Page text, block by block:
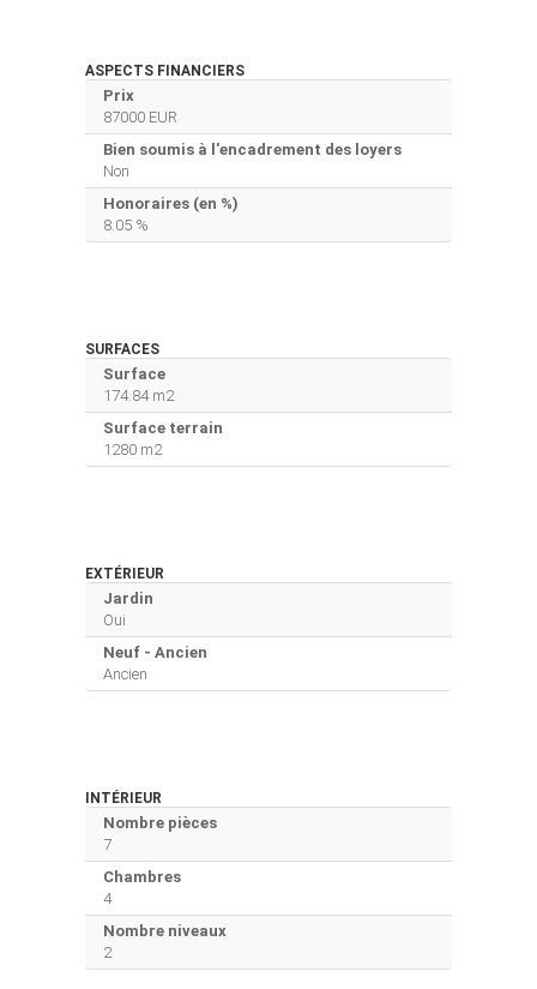
ASPECTS FINANCIERS
Prix
87000 EUR
Bien soumis à l'encadrement des loyers
Non
Honoraires (en %)
8.05 %
SURFACES
Surface
174.84 m2
Surface terrain
1280 m2
EXTÉRIEUR
Jardin
Oui
Neuf - Ancien
Ancien
INTÉRIEUR
Nombre pièces
7
Chambres
4
Nombre niveaux
2